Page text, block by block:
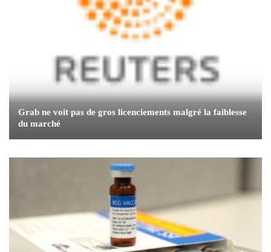
Grab ne voit pas de gros licenciements malgré la faiblesse
du marché